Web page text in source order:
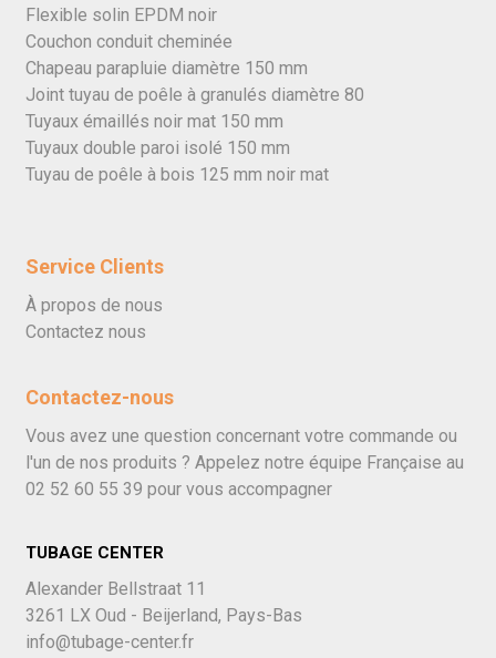
Flexible solin EPDM noir
Couchon conduit cheminée
Chapeau parapluie diamètre 150 mm
Joint tuyau de poêle à granulés diamètre 80
Tuyaux émaillés noir mat 150 mm
Tuyaux double paroi isolé 150 mm
Tuyau de poêle à bois 125 mm noir mat
Service Clients
À propos de nous
Contactez nous
Contactez-nous
Vous avez une question concernant votre commande ou
l'un de nos produits ? Appelez notre équipe Française au
02 52 60 55 39 pour vous accompagner
TUBAGE CENTER
Alexander Bellstraat 11
3261 LX Oud - Beijerland, Pays-Bas
info@tubage-center.fr